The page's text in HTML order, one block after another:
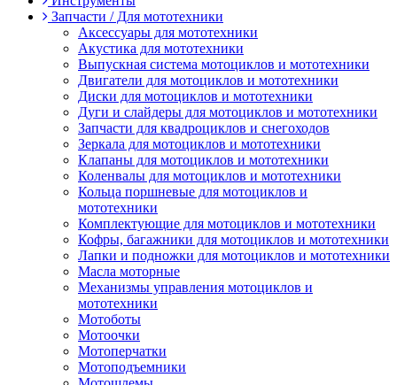
Запчасти / Для мототехники
Аксессуары для мототехники
Акустика для мототехники
Выпускная система мотоциклов и мототехники
Двигатели для мотоциклов и мототехники
Диски для мотоциклов и мототехники
Дуги и слайдеры для мотоциклов и мототехники
Запчасти для квадроциклов и снегоходов
Зеркала для мотоциклов и мототехники
Клапаны для мотоциклов и мототехники
Коленвалы для мотоциклов и мототехники
Кольца поршневые для мотоциклов и
мототехники
Комплектующие для мотоциклов и мототехники
Кофры, багажники для мотоциклов и мототехники
Лапки и подножки для мотоциклов и мототехники
Масла моторные
Механизмы управления мотоциклов и
мототехники
Мотоботы
Мотоочки
Мотоперчатки
Мотоподъемники